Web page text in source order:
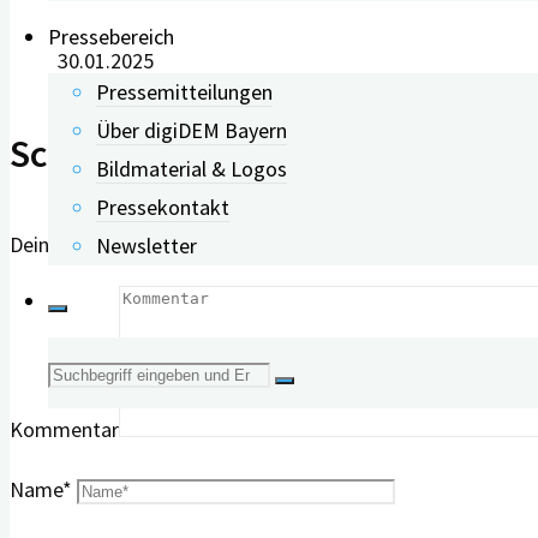
Pressebereich
Pressemitteilungen
Über digiDEM Bayern
Bildmaterial & Logos
Pressekontakt
Newsletter
Suche
nach:
30.01.2025
Schreibe einen Kommentar
Deine E-Mail-Adresse wird nicht veröffentlicht.
Kommentar
Name*